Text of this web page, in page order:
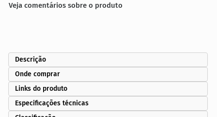
Veja comentários sobre o produto
Descrição
Onde comprar
Links do produto
Especificações técnicas